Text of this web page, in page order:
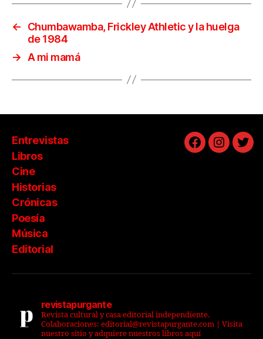
←
Chumbawamba, Frickley Athletic y la huelga
de 1984
→ A mi mamá
Entrevistas
Libros
Cine
Historias
Crónicas
Poesía
Música
Editorial
Facebook
revistapurgante
Revista cultural y casa editorial independiente.
Colaboraciones: editorial@revistapurgante.com | Visita
nuestro sitio y adquiere nuestros libros aquí